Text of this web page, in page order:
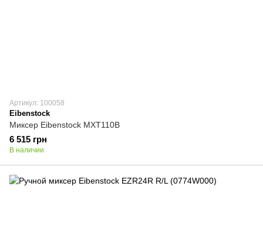
Артикул: 100058
Eibenstock
Миксер Eibenstock MXT110B
6 515 грн
В наличии